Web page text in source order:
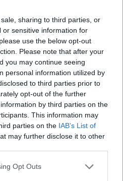
sharing to third parties, or
or sensitive information for
use the below opt-out
Please note that after your
you may continue seeing
personal information utilized by
to third parties prior to
opt-out of the further
by third parties on the
This information may
parties on the IAB’s List of
may further disclose it to other
Opt Outs
La Florida, La
267